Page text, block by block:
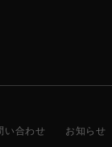
い合わせ お知らせ